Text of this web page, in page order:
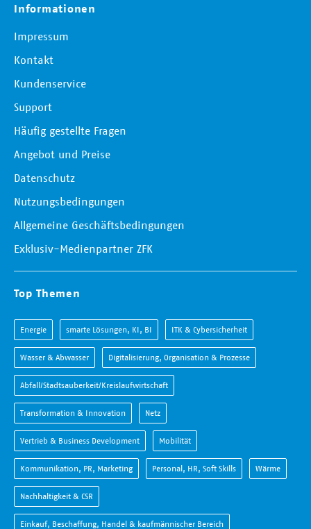
Informationen
Impressum
Kontakt
Kundenservice
Support
Häufig gestellte Fragen
Angebot und Preise
Datenschutz
Nutzungsbedingungen
Allgemeine Geschäftsbedingungen
Exklusiv-Medienpartner ZFK
Top Themen
Energie smarte Lösungen, KI, BI ITK & Cybersicherheit
Wasser & Abwasser Digitalisierung, Organisation & Prozesse
Abfall/Stadtsauberkeit/Kreislaufwirtschaft
Transformation & Innovation Netz
Vertrieb & Business Development Mobilität
Kommunikation, PR, Marketing Personal, HR, Soft Skills Wärme
Nachhaltigkeit & CSR
Einkauf, Beschaffung, Handel & kaufmännischer Bereich